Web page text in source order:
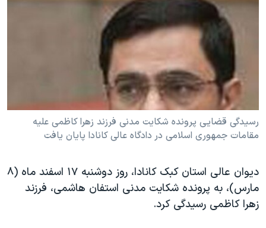
فرهنگ و زندگی
حقوق شهروندی
اقتصادی
علم و فناوری
اسرائیل در جنگ
گالری عکس
آرشیو پخش زنده
مستندها
انتخابات ریاست جمهوری آمریکا ۲۰۲۴
حمله جمهوری اسلامی به اسرائیل
رمز مهسا
ورزش زنان در ایران
اعتراضات زن، زندگی، آزادی
مجموعه مستندهای دادخواهی
دادگاه حمید نوری
چهل سال گروگان‌گیری
دنبال کنید
زبانهای مختلف
رسیدگی قضایی پرونده شکایت مدنی فرزند زهرا کاظمی علیه
مقامات جمهوری اسلامی در دادگاه عالی کانادا پایان یافت
دیوان عالی استان کبک کانادا، روز دوشنبه ۱۷ اسفند ماه (۸
مارس)، به پرونده شکایت مدنی استفان هاشمی، فرزند
زهرا کاظمی رسیدگی کرد.